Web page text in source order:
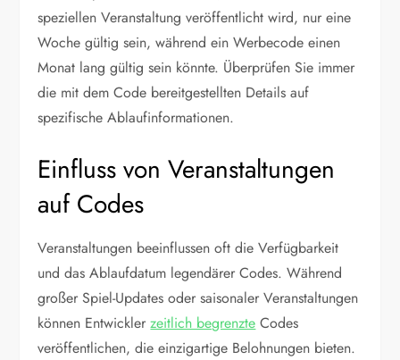
speziellen Veranstaltung veröffentlicht wird, nur eine
Woche gültig sein, während ein Werbecode einen
Monat lang gültig sein könnte. Überprüfen Sie immer
die mit dem Code bereitgestellten Details auf
spezifische Ablaufinformationen.
Einfluss von Veranstaltungen
auf Codes
Veranstaltungen beeinflussen oft die Verfügbarkeit
und das Ablaufdatum legendärer Codes. Während
großer Spiel-Updates oder saisonaler Veranstaltungen
können Entwicklerzeitlich begrenzte Codes
veröffentlichen, die einzigartige Belohnungen bieten.